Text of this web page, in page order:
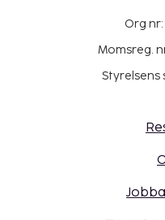
Org
Momsreg.
Styrelsens